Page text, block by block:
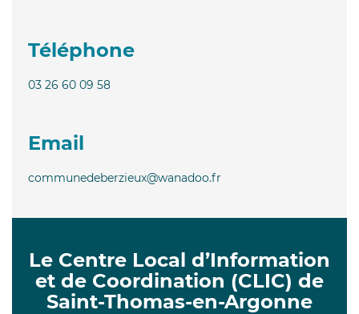
Téléphone
03 26 60 09 58
Email
communedeberzieux@wanadoo.fr
Le Centre Local d’Information
et de Coordination (CLIC) de
Saint-Thomas-en-Argonne